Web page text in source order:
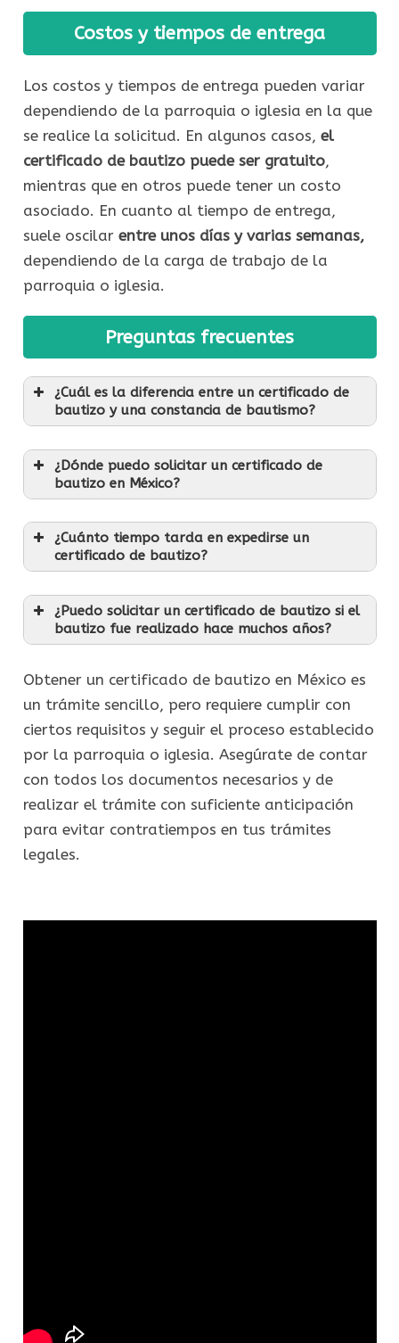
Costos y tiempos de entrega
Los costos y tiempos de entrega pueden variar
dependiendo de la parroquia o iglesia en la que
se realice la solicitud. En algunos casos, el
certificado de bautizo puede ser gratuito,
mientras que en otros puede tener un costo
asociado. En cuanto al tiempo de entrega,
suele oscilar entre unos días y varias semanas,
dependiendo de la carga de trabajo de la
parroquia o iglesia.
Preguntas frecuentes
¿Cuál es la diferencia entre un certificado de
bautizo y una constancia de bautismo?
¿Dónde puedo solicitar un certificado de
bautizo en México?
¿Cuánto tiempo tarda en expedirse un
certificado de bautizo?
¿Puedo solicitar un certificado de bautizo si el
bautizo fue realizado hace muchos años?
Obtener un certificado de bautizo en México es
un trámite sencillo, pero requiere cumplir con
ciertos requisitos y seguir el proceso establecido
por la parroquia o iglesia. Asegúrate de contar
con todos los documentos necesarios y de
realizar el trámite con suficiente anticipación
para evitar contratiempos en tus trámites
legales.